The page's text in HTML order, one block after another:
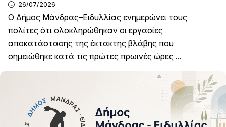
26/07/2026
Ο Δήμος Μάνδρας–Ειδυλλίας ενημερώνει τους
πολίτες ότι ολοκληρώθηκαν οι εργασίες
αποκατάστασης της έκτακτης βλάβης που
σημειώθηκε κατά τις πρώτες πρωινές ώρες ...